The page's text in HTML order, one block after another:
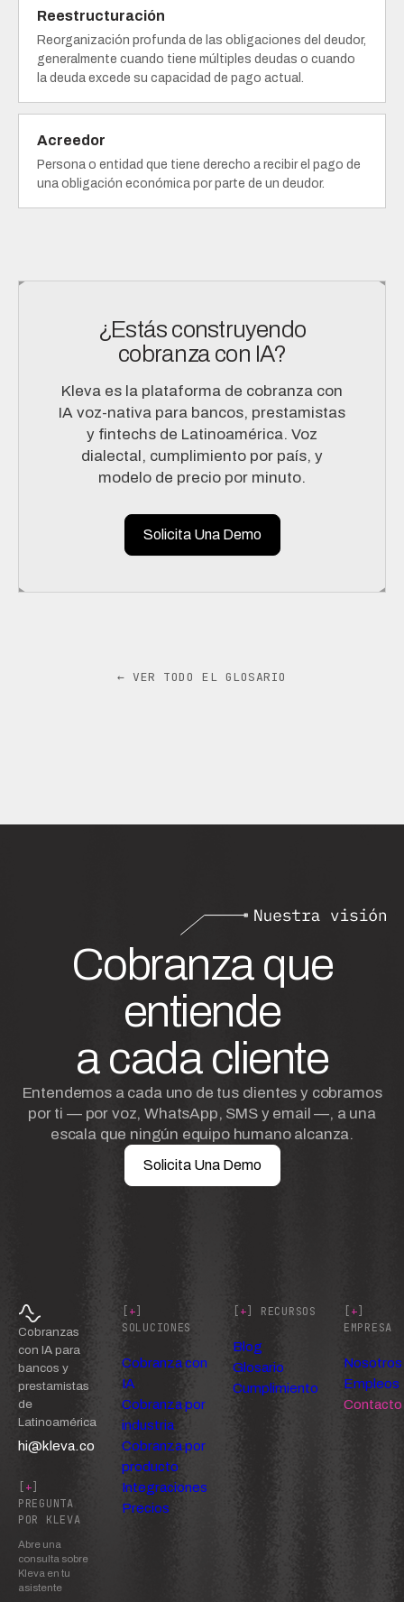
Reestructuración
Reorganización profunda de las obligaciones del deudor,
generalmente cuando tiene múltiples deudas o cuando
la deuda excede su capacidad de pago actual.
Acreedor
Persona o entidad que tiene derecho a recibir el pago de
una obligación económica por parte de un deudor.
¿Estás construyendo
cobranza con IA?
Kleva es la plataforma de cobranza con
IA voz-nativa para bancos, prestamistas
y fintechs de Latinoamérica. Voz
dialectal, cumplimiento por país, y
modelo de precio por minuto.
Solicita Una Demo
← VER TODO EL GLOSARIO
Cobranza que
entiende
a cada cliente
Entendemos a cada uno de tus clientes y cobramos
por ti — por voz, WhatsApp, SMS y email —, a una
escala que ningún equipo humano alcanza.
Solicita Una Demo
Cobranzas
con IA para
bancos y
prestamistas
de
Latinoamérica
hi@kleva.co
+
PREGUNTA
POR KLEVA
Abre una
consulta sobre
Kleva en tu
asistente
+
SOLUCIONES
Cobranza con
IA
Cobranza por
industria
Cobranza por
producto
Integraciones
Precios
+ ] RECURSOS
Blog
Glosario
Cumplimiento
+
EMPRESA
Nosotros
Empleos
Contacto